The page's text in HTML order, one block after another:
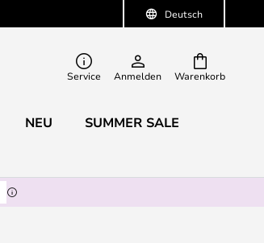
Deutsch
Warenkorb
Service Anmelden
NEU SUMMER SALE